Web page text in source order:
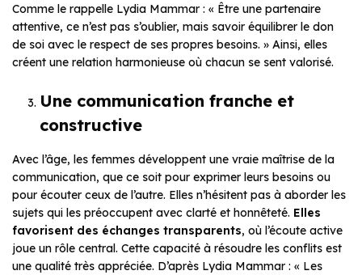
Comme le rappelle Lydia Mammar : « Être une partenaire
attentive, ce n’est pas s’oublier, mais savoir équilibrer le don
de soi avec le respect de ses propres besoins. » Ainsi, elles
créent une relation harmonieuse où chacun se sent valorisé.
Une communication franche et
constructive
Avec l’âge, les femmes développent une vraie maîtrise de la
communication, que ce soit pour exprimer leurs besoins ou
pour écouter ceux de l’autre. Elles n’hésitent pas à aborder les
sujets qui les préoccupent avec clarté et honnêteté. Elles
favorisent des échanges transparents, où l’écoute active
joue un rôle central. Cette capacité à résoudre les conflits est
une qualité très appréciée. D’après Lydia Mammar : « Les